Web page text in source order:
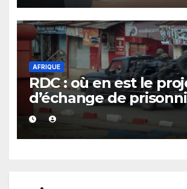
ans
AFRIQUE
RDC : où en est le
d’échange de
entre Kinshasa et